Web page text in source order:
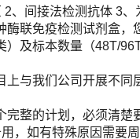
、间接法检测抗体 3
酶联免疫检测试剂盒
）及标本数量（48T/
上与我们公司开展不同
完整的计划，必须清
，如有特殊原因需要